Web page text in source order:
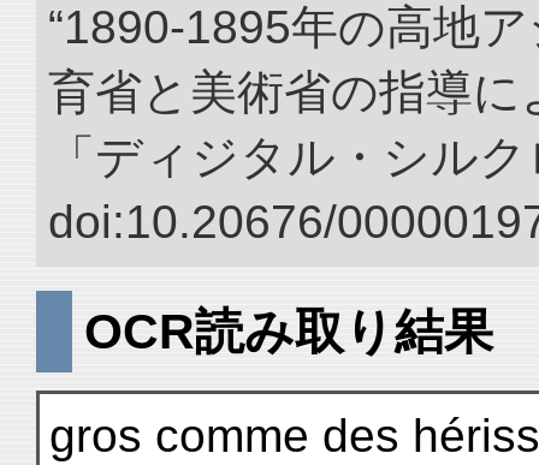
“1890-1895年の高地
育省と美術省の指導に
「ディジタル・シル
doi:10.20676/
OCR読み取り結果
gros comme des